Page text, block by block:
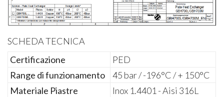
SCHEDA TECNICA
Certificazione
PED
Range di funzionamento
45 bar / -196°C / + 150°C
Materiale Piastre
Inox 1.4401 - Aisi 316L